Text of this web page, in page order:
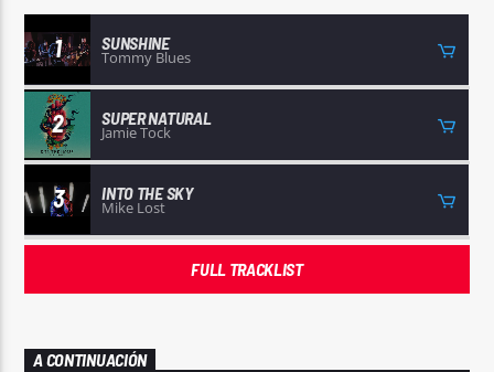
1 SUNSHINE
Tommy Blues
2 SUPER NATURAL
Jamie Tock
3 INTO THE SKY
Mike Lost
FULL TRACKLIST
A CONTINUACIÓN